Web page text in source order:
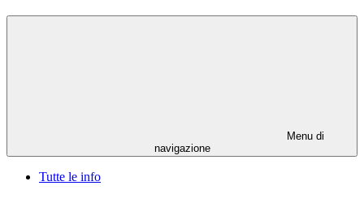
Menu di
navigazione
Tutte le info